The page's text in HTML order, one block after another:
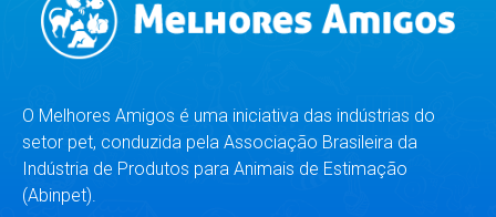
O Melhores Amigos é uma iniciativa das indústrias do
setor pet, conduzida pela Associação Brasileira da
Indústria de Produtos para Animais de Estimação
(Abinpet).